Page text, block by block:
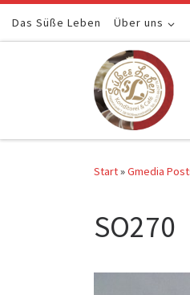
Zum Inhalt springen
Das Süße Leben Über uns
Start»Gmedia
SO270